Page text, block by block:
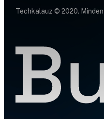
Techkalauz © 2020.